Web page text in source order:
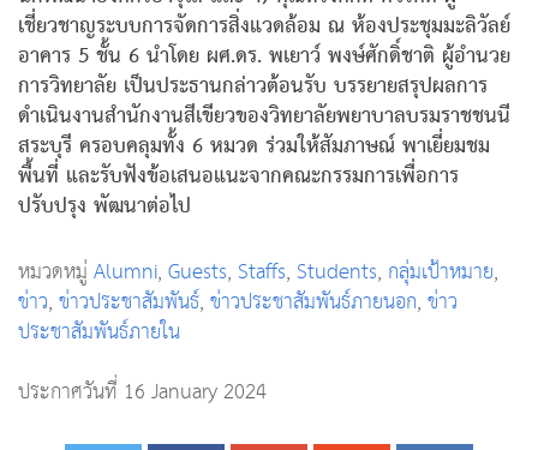
เชี่ยวชาญระบบการจัดการสิ่งแวดล้อม ณ ห้องประชุมมะลิวัลย์
อาคาร 5 ชั้น 6 นำโดย ผศ.ดร. พเยาว์ พงษ์ศักดิ์ชาติ ผู้อำนวย
การวิทยาลัย เป็นประธานกล่าวต้อนรับ บรรยายสรุปผลการ
ดำเนินงานสำนักงานสีเขียวของวิทยาลัยพยาบาลบรมราชชนนี
สระบุรี ครอบคลุมทั้ง 6 หมวด ร่วมให้สัมภาษณ์ พาเยี่ยมชม
พื้นที่ และรับฟังข้อเสนอแนะจากคณะกรรมการเพื่อการ
ปรับปรุง พัฒนาต่อไป
หมวดหมู่Alumni,Guests,Staffs,Students, กลุ่มเป้าหมาย,
ข่าว,ข่าวประชาสัมพันธ์,ข่าวประชาสัมพันธ์ภายนอก,ข่าว
ประชาสัมพันธ์ภายใน
ประกาศวันที่ 16 January 2024